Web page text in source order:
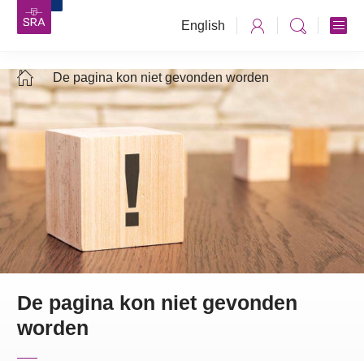
English
De pagina kon niet gevonden worden
De pagina kon niet gevonden
worden